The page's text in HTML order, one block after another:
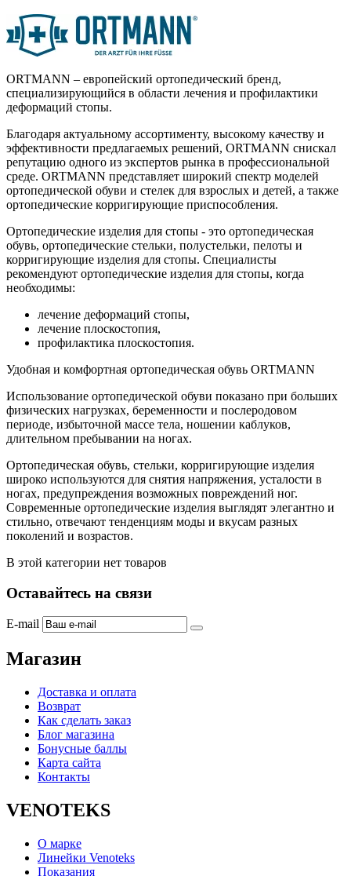
ORTMANN – европейский ортопедический бренд,
специализирующийся в области лечения и профилактики
деформаций стопы.
Благодаря актуальному ассортименту, высокому качеству и
эффективности предлагаемых решений, ORTMANN снискал
репутацию одного из экспертов рынка в профессиональной
среде. ORTMANN представляет широкий спектр моделей
ортопедической обуви и стелек для взрослых и детей, а также
ортопедические корригирующие приспособления.
Ортопедические изделия для стопы - это ортопедическая
обувь, ортопедические стельки, полустельки, пелоты и
корригирующие изделия для стопы. Специалисты
рекомендуют ортопедические изделия для стопы, когда
необходимы:
лечение деформаций стопы,
лечение плоскостопия,
профилактика плоскостопия.
Удобная и комфортная ортопедическая обувь ORTMANN
Использование ортопедической обуви показано при больших
физических нагрузках, беременности и послеродовом
периоде, избыточной массе тела, ношении каблуков,
длительном пребывании на ногах.
Ортопедическая обувь, стельки, корригирующие изделия
широко используются для снятия напряжения, усталости в
ногах, предупреждения возможных повреждений ног.
Современные ортопедические изделия выглядят элегантно и
стильно, отвечают тенденциям моды и вкусам разных
поколений и возрастов.
В этой категории нет товаров
Оставайтесь на связи
E-mail
Магазин
Доставка и оплата
Возврат
Как сделать заказ
Блог магазина
Бонусные баллы
Карта сайта
Контакты
VENOTEKS
О марке
Линейки Venoteks
Показания